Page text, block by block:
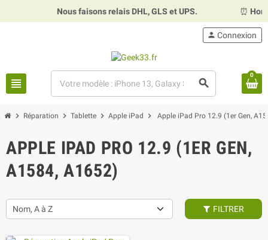
Nous faisons relais DHL, GLS et UPS. Horaires :
view_headline search
person Connexion
0
chevron_right Réparation chevron_right Tablette chevron_right Apple iPad chevron_right Apple iPad Pro 12.9 (1er Gen,
APPLE IPAD PRO 12.9 (1ER GEN,
A1584, A1652)
Nom, A à Z FILTRER